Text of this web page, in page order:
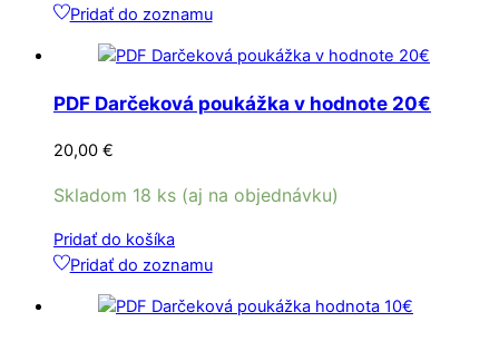
Pridať do zoznamu
PDF Darčeková poukážka v hodnote 20€
20,00 €
Skladom 18 ks (aj na objednávku)
Pridať do košíka
Pridať do zoznamu